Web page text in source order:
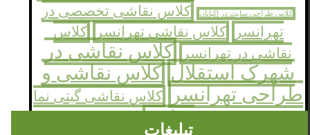
کلاس طراحی سایت در اکباتان
کلاس نقاشی تخصصی در
تهرانسر
کلاس نقاشی تهرانسر
کلاس
نقاشی در تهرانسر
کلاس نقاشی در
شهرک استقلال کلاس نقاشی و
طراحی تهرانسر کلاس نقاشی گیتی نما
تهرانسر
تبلیغات